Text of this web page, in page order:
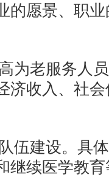
的愿景、职
老服务人员
济收入、社
建设。具体
继续医学教